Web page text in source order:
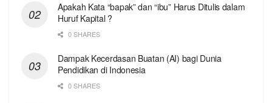
Apakah Kata “bapak” dan “ibu” Harus Ditulis dalam
Huruf Kapital ?
0 SHARES
Dampak Kecerdasan Buatan (AI) bagi Dunia
Pendidikan di Indonesia
0 SHARES